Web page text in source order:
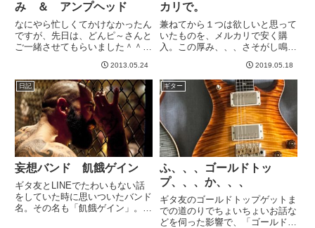
み ＆ アンプヘッド
なにやら忙しくてかけなかったん
ですが、先日は、どんピ～さんと
ご一緒させてもらいました＾＾
りでご一緒させてもらったもの
の、当日はなかなかゆっくりお話
しする機会もなかったので＾＾；
結構調子よく飲んでしまい、普
通...
2013.05.24
カリで。
兼ねてから１つは欲しいと思って
いたものを、メルカリで安く購
入。この厚み、、、さそがし鳴る
ったら、碁盤でした。折りたたみ
とかじゃなくて板のが欲しいと思
ってたら、意外に高くてびっく
り。でもメルカリで立派なやつが
安く...
2019.05.18
日記
妄想バンド 飢餓ゲイン
ギタ友とLINEでたわいもない話
をしていた時に思いついたバンド
名。その名も「飢餓ゲイン」。飢
ギター
ふ、、、ゴールドトッ
プ、、、か、、、
ギタ友のゴールドトップゲットま
での道のりでちょいちょいお話な
どを伺った影響で、「ゴールドト